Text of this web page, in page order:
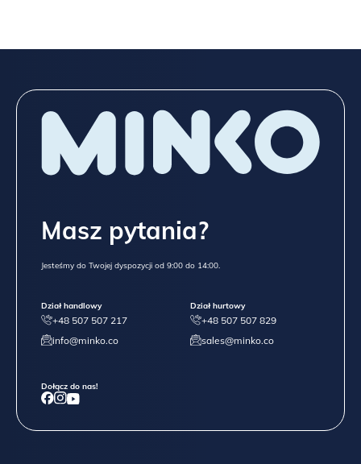
Masz pytania?
Jesteśmy do Twojej dyspozycji od 9:00 do 14:00.
Dział handlowy
+48 507 507 217
info@minko.co
Dział hurtowy
+48 507 507 829
sales@minko.co
Dołącz do nas!